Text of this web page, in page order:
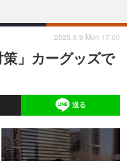
北陸
関西
四国
沖縄
」カーグッズで
2025.6.9 Mon 17:00
送る